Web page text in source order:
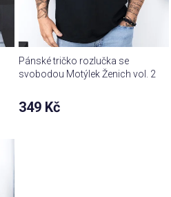
Pánské tričko rozlučka se
svobodou Motýlek Ženich vol. 2
349 Kč